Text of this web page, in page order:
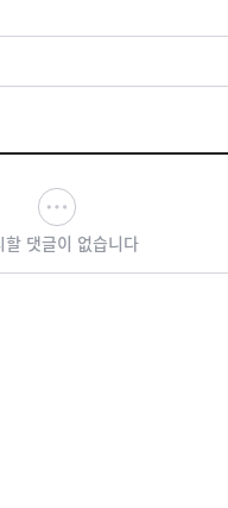
할 댓글이 없습니다